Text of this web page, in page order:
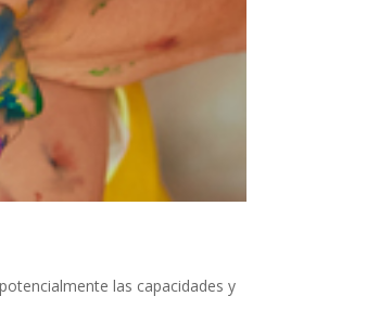
las capacidades y